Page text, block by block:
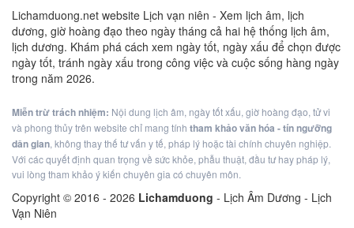
Lichamduong.net website Lịch vạn niên - Xem lịch âm, lịch
dương, giờ hoàng đạo theo ngày tháng cả hai hệ thống lịch âm,
lịch dương. Khám phá cách xem ngày tốt, ngày xấu để chọn được
ngày tốt, tránh ngày xấu trong công việc và cuộc sống hàng ngày
trong năm 2026.
Miễn trừ trách nhiệm: Nội dung lịch âm, ngày tốt xấu, giờ hoàng đạo, tử vi
và phong thủy trên website chỉ mang tính tham khảo văn hóa - tín ngưỡng
dân gian, không thay thế tư vấn y tế, pháp lý hoặc tài chính chuyên nghiệp.
Với các quyết định quan trọng về sức khỏe, phẫu thuật, đầu tư hay pháp lý,
vui lòng tham khảo ý kiến chuyên gia có chuyên môn.
Copyright © 2016 - 2026 Lichamduong - Lịch Âm Dương - Lịch
Vạn Niên